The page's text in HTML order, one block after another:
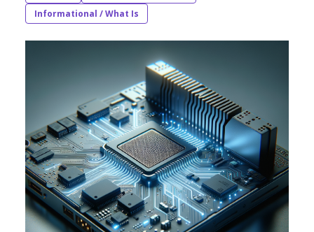
Informational / What Is